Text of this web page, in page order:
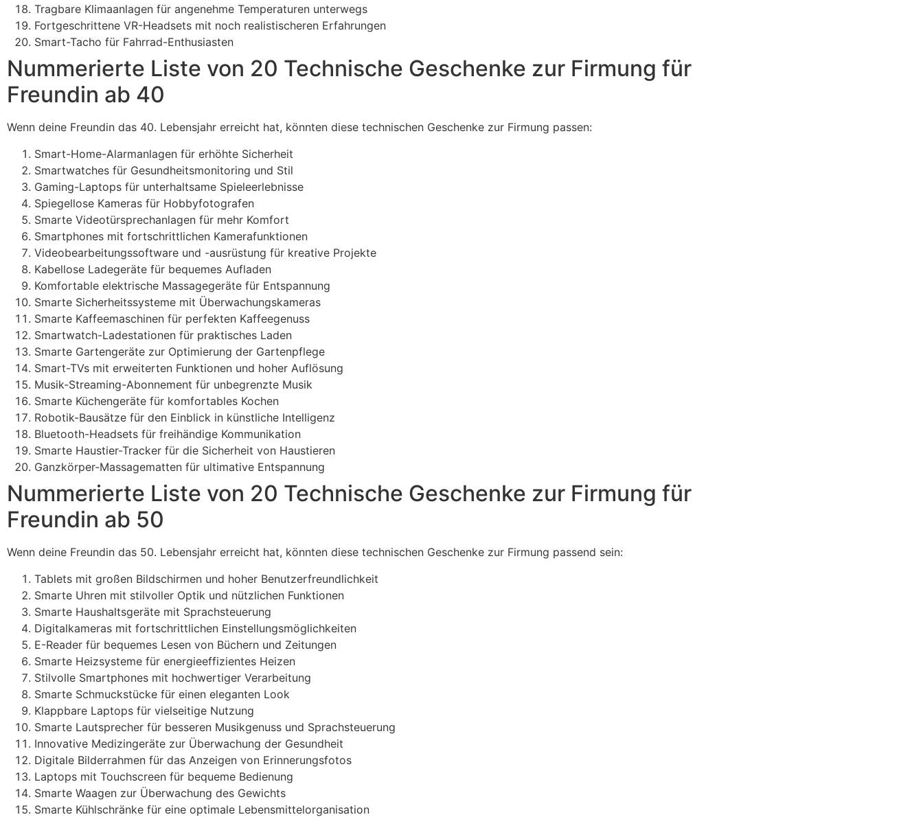
Tragbare Klimaanlagen für angenehme Temperaturen unterwegs
Fortgeschrittene VR-Headsets mit noch realistischeren Erfahrungen
Smart-Tacho für Fahrrad-Enthusiasten
Nummerierte Liste von 20 Technische Geschenke zur Firmung für
Freundin ab 40
Wenn deine Freundin das 40. Lebensjahr erreicht hat, könnten diese technischen Geschenke zur Firmung passen:
Smart-Home-Alarmanlagen für erhöhte Sicherheit
Smartwatches für Gesundheitsmonitoring und Stil
Gaming-Laptops für unterhaltsame Spieleerlebnisse
Spiegellose Kameras für Hobbyfotografen
Smarte Videotürsprechanlagen für mehr Komfort
Smartphones mit fortschrittlichen Kamerafunktionen
Videobearbeitungssoftware und -ausrüstung für kreative Projekte
Kabellose Ladegeräte für bequemes Aufladen
Komfortable elektrische Massagegeräte für Entspannung
Smarte Sicherheitssysteme mit Überwachungskameras
Smarte Kaffeemaschinen für perfekten Kaffeegenuss
Smartwatch-Ladestationen für praktisches Laden
Smarte Gartengeräte zur Optimierung der Gartenpflege
Smart-TVs mit erweiterten Funktionen und hoher Auflösung
Musik-Streaming-Abonnement für unbegrenzte Musik
Smarte Küchengeräte für komfortables Kochen
Robotik-Bausätze für den Einblick in künstliche Intelligenz
Bluetooth-Headsets für freihändige Kommunikation
Smarte Haustier-Tracker für die Sicherheit von Haustieren
Ganzkörper-Massagematten für ultimative Entspannung
Nummerierte Liste von 20 Technische Geschenke zur Firmung für
Freundin ab 50
Wenn deine Freundin das 50. Lebensjahr erreicht hat, könnten diese technischen Geschenke zur Firmung passend sein:
Tablets mit großen Bildschirmen und hoher Benutzerfreundlichkeit
Smarte Uhren mit stilvoller Optik und nützlichen Funktionen
Smarte Haushaltsgeräte mit Sprachsteuerung
Digitalkameras mit fortschrittlichen Einstellungsmöglichkeiten
E-Reader für bequemes Lesen von Büchern und Zeitungen
Smarte Heizsysteme für energieeffizientes Heizen
Stilvolle Smartphones mit hochwertiger Verarbeitung
Smarte Schmuckstücke für einen eleganten Look
Klappbare Laptops für vielseitige Nutzung
Smarte Lautsprecher für besseren Musikgenuss und Sprachsteuerung
Innovative Medizingeräte zur Überwachung der Gesundheit
Digitale Bilderrahmen für das Anzeigen von Erinnerungsfotos
Laptops mit Touchscreen für bequeme Bedienung
Smarte Waagen zur Überwachung des Gewichts
Smarte Kühlschränke für eine optimale Lebensmittelorganisation